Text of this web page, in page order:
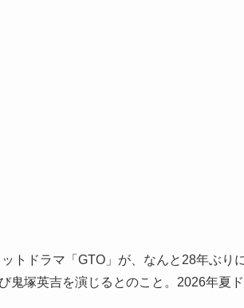
トドラマ「GTO」が、なんと28年ぶ
鬼塚英吉を演じるとのこと。2026年夏